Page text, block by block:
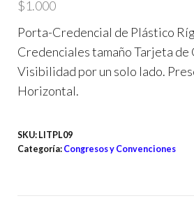
$1.000
Porta-Credencial de Plástico
Credenciales tamaño Tarjeta
Visibilidad por un solo lado.
Horizontal.
SKU: LITPL09
Categoría: Congresos y Convenciones